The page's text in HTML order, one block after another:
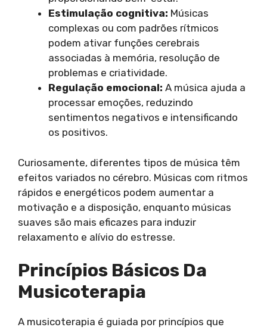
Estimulação cognitiva: Músicas
complexas ou com padrões rítmicos
podem ativar funções cerebrais
associadas à memória, resolução de
problemas e criatividade.
Regulação emocional: A música ajuda a
processar emoções, reduzindo
sentimentos negativos e intensificando
os positivos.
Curiosamente, diferentes tipos de música têm
efeitos variados no cérebro. Músicas com ritmos
rápidos e energéticos podem aumentar a
motivação e a disposição, enquanto músicas
suaves são mais eficazes para induzir
relaxamento e alívio do estresse.
Princípios Básicos Da
Musicoterapia
A musicoterapia é guiada por princípios que